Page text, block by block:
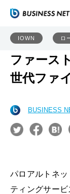
IOWN ロ
ファース
世代ファ
BUSINESS
パロアルトネ
ティングサー